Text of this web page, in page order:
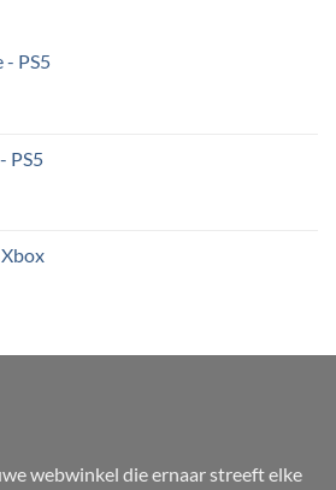
- PS5
PS5
webwinkel die ernaar streeft elke